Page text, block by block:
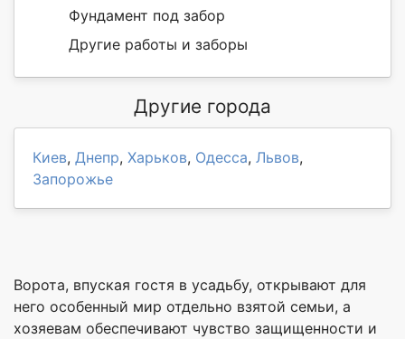
Фундамент под забор
Другие работы и заборы
Другие города
Киев, Днепр, Харьков, Одесса, Львов,
Запорожье
Ворота, впуская гостя в усадьбу, открывают для
него особенный мир отдельно взятой семьи, а
хозяевам обеспечивают чувство защищенности и